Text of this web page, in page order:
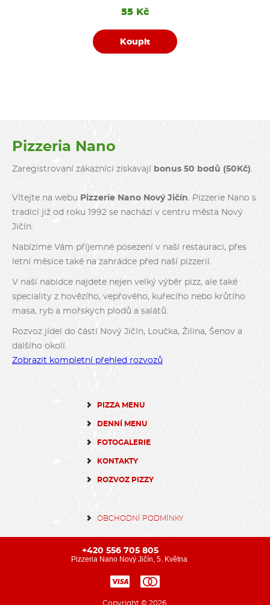
55 Kč
Koupit
Pizzeria Nano
Zaregistrovaní zákazníci získavají bonus 50 bodů (50Kč).
Vítejte na webu Pizzerie Nano Nový Jičín. Pizzerie Nano s
tradicí již od roku 1992 se nachází v centru města Nový
Jičín.
Nabízíme Vám příjemné posezení v naší restauraci, přes
letní měsíce také na zahrádce před naší pizzerií.
V naší nabídce najdete nejen velký výběr pizz, ale také
speciality z hovězího, vepřového, kuřecího nebo krůtího
masa, ryb a mořských plodů a salátů.
Rozvoz jídel do částí Nový Jičín, Loučka, Žilina, Šenov a
dalšího okolí.
Zobrazit kompletní přehled rozvozů
PIZZA MENU
DENNÍ MENU
FOTOGALERIE
KONTAKTY
ROZVOZ PIZZY
OBCHODNÍ PODMÍNKY
+420 556 705 805
Pizzeria Nano Nový Jičín, 5. Května
Copyright © 2026